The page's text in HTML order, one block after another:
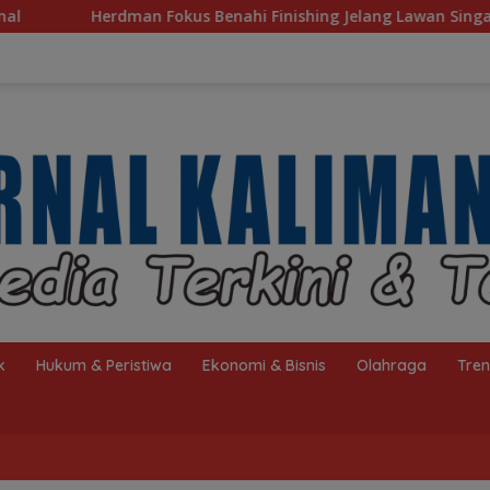
Finishing Jelang Lawan Singapura Komisi IV
Hukum & Peristiwa Ekonomi & Bisnis Olahraga